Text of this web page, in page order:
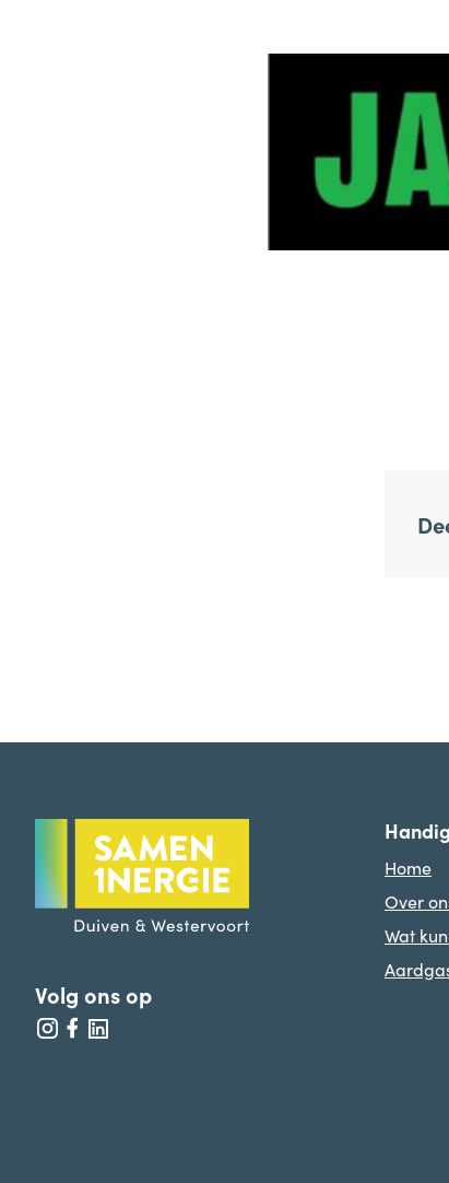
Volg ons op
Home
Over
Wat